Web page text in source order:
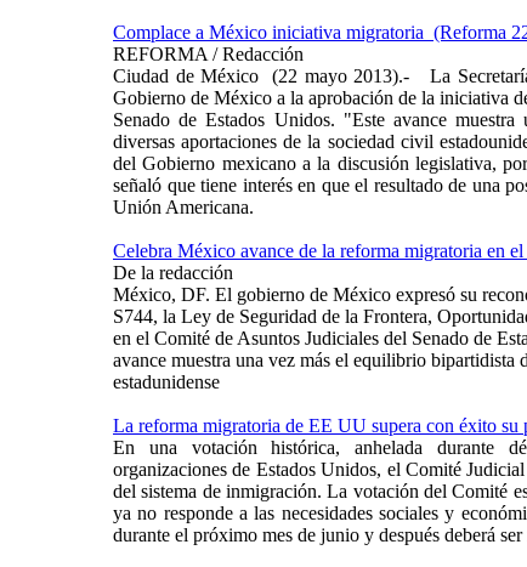
Complace a México iniciativa migratoria (Reforma
REFORMA / Redacción
Ciudad de México
(22 mayo 2013).-
La
Gobierno de México a la aprobación de la iniciativa
Senado de Estados Unidos. "Este avance
diversas aportaciones de la sociedad civil
del Gobierno mexicano a la discusión legislativa,
señaló que tiene interés en que el resultado de una
Unión Americana.
Celebra México avance de la reforma migratoria en
De la redacción
México, DF. El gobierno de México expresó su
S744, la Ley de Seguridad de la Frontera,
en el Comité de Asuntos Judiciales del Senado de
avance muestra una vez más el equilibrio
estadunidense
La reforma migratoria de EE UU supera con éxito su
En una votación histórica, anhelada durante
organizaciones de Estados Unidos, el Comité
del sistema de inmigración. La votación del Comité
ya no responde a las necesidades sociales y
durante el próximo mes de junio y después deberá